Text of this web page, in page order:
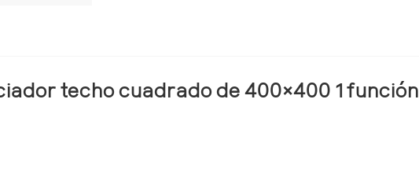
techo cuadrado de 400×400 1 función